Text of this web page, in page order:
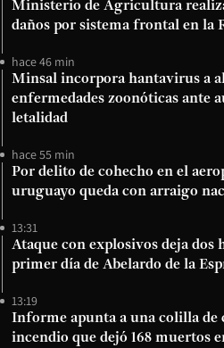
Ministerio de Agricultura
daños por sistema frontal en la
hace 46 min
Minsal incorpora hantavirus a
enfermedades zoonóticas ante
letalidad
hace 55 min
Por delito de cohecho en el
uruguayo queda con arraigo
13:31
Ataque con explosivos deja dos
primer día de Abelardo de la
13:19
Informe apunta a una colilla
incendio que dejó 168 muertos